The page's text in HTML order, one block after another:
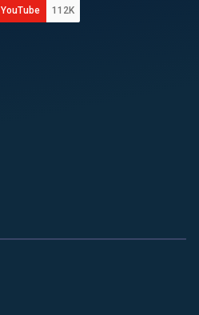
YouTube 112K